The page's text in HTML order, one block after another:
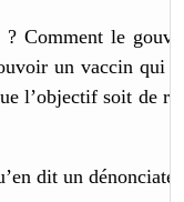
Comment le
un vaccin qui
l’objectif soit de
dit un